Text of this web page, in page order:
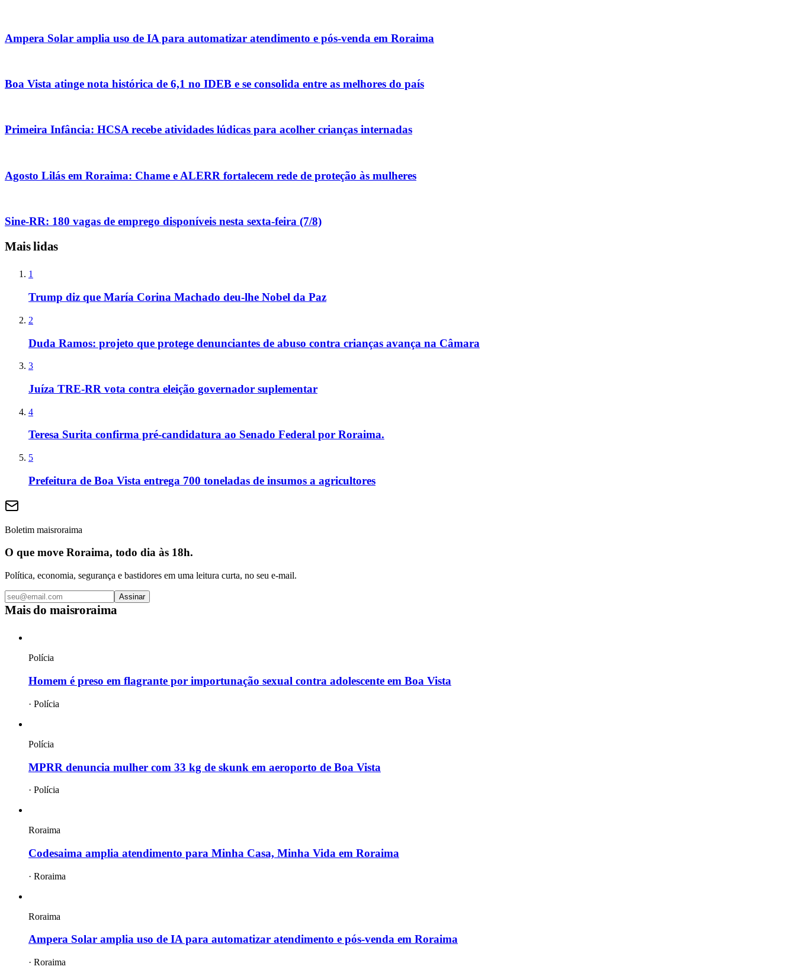
Ampera Solar amplia uso de IA para automatizar atendimento e pós-venda em Roraima
Boa Vista atinge nota histórica de 6,1 no IDEB e se consolida entre as melhores do país
Primeira Infância: HCSA recebe atividades lúdicas para acolher crianças internadas
Agosto Lilás em Roraima: Chame e ALERR fortalecem rede de proteção às mulheres
Sine-RR: 180 vagas de emprego disponíveis nesta sexta-feira (7/8)
Mais lidas
1
Trump diz que María Corina Machado deu-lhe Nobel da Paz
2
Duda Ramos: projeto que protege denunciantes de abuso contra crianças avança na Câmara
3
Juíza TRE-RR vota contra eleição governador suplementar
4
Teresa Surita confirma pré-candidatura ao Senado Federal por Roraima.
5
Prefeitura de Boa Vista entrega 700 toneladas de insumos a agricultores
Boletim maisroraima
O que move Roraima, todo dia às 18h.
Política, economia, segurança e bastidores em uma leitura curta, no seu e-mail.
Assinar
Mais do maisroraima
Polícia
Homem é preso em flagrante por importunação sexual contra adolescente em Boa Vista
· Polícia
Polícia
MPRR denuncia mulher com 33 kg de skunk em aeroporto de Boa Vista
· Polícia
Roraima
Codesaima amplia atendimento para Minha Casa, Minha Vida em Roraima
· Roraima
Roraima
Ampera Solar amplia uso de IA para automatizar atendimento e pós-venda em Roraima
· Roraima